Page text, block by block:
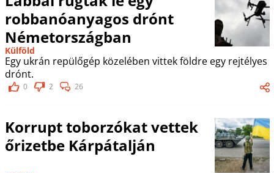
robbanóanyagos drónt
Németországban
Külföld
Egy ukrán repülőgép közelében vittek földre egy rejtélyes
drónt.
0 2 26
Korrupt toborzókat vettek
őrizetbe Kárpátalján